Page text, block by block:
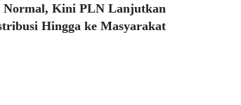
Normal, Kini PLN Lanjutkan
Hingga ke Masyarakat